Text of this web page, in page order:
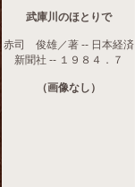
武庫川のほとりで
赤司 俊雄／著 -- 日本経済
新聞社 -- １９８４．７
（画像なし）